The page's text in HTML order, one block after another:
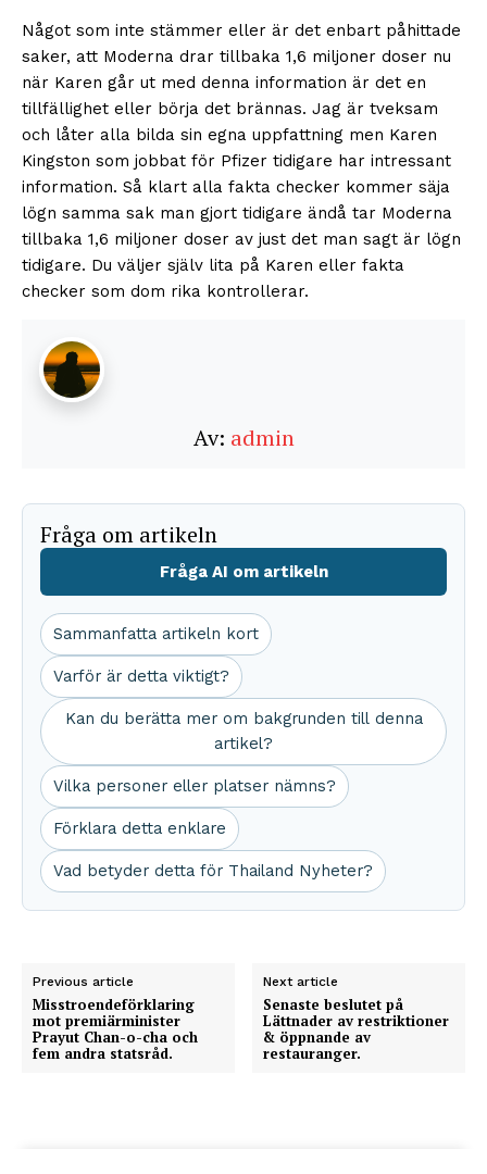
Något som inte stämmer eller är det enbart påhittade
saker, att Moderna drar tillbaka 1,6 miljoner doser nu
när Karen går ut med denna information är det en
tillfällighet eller börja det brännas. Jag är tveksam
och låter alla bilda sin egna uppfattning men Karen
Kingston som jobbat för Pfizer tidigare har intressant
information. Så klart alla fakta checker kommer säja
lögn samma sak man gjort tidigare ändå tar Moderna
tillbaka 1,6 miljoner doser av just det man sagt är lögn
tidigare. Du väljer själv lita på Karen eller fakta
checker som dom rika kontrollerar.
Av: admin
Fråga om artikeln
Fråga AI om artikeln
Sammanfatta artikeln kort
Varför är detta viktigt?
Kan du berätta mer om bakgrunden till denna
artikel?
Vilka personer eller platser nämns?
Förklara detta enklare
Vad betyder detta för Thailand Nyheter?
Previous article
Misstroendeförklaring
mot premiärminister
Prayut Chan-o-cha och
fem andra statsråd.
Next article
Senaste beslutet på
Lättnader av restriktioner
& öppnande av
restauranger.